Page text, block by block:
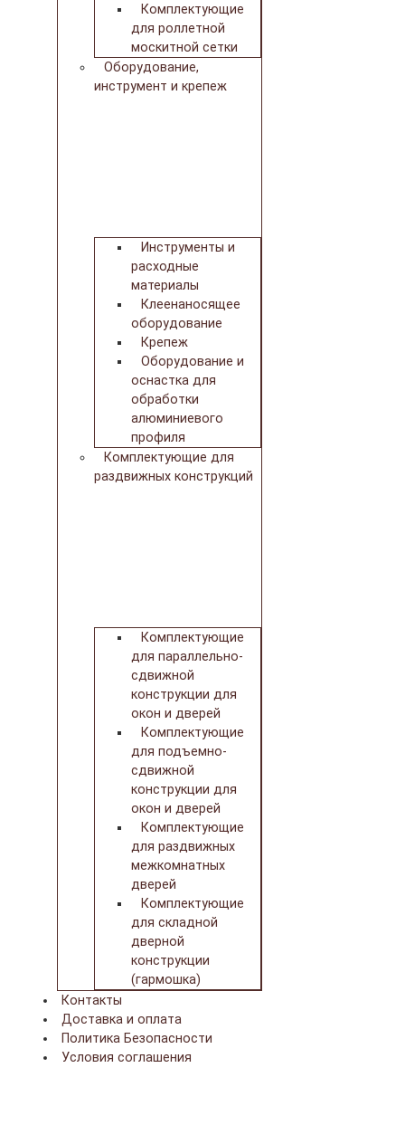
Комплектующие
для роллетной
москитной сетки
Оборудование,
инструмент и крепеж
Инструменты и
расходные
материалы
Клеенаносящее
оборудование
Крепеж
Оборудование и
оснастка для
обработки
алюминиевого
профиля
Комплектующие для
раздвижных конструкций
Комплектующие
для параллельно-
сдвижной
конструкции для
окон и дверей
Комплектующие
для подъемно-
сдвижной
конструкции для
окон и дверей
Комплектующие
для раздвижных
межкомнатных
дверей
Комплектующие
для складной
дверной
конструкции
(гармошка)
Контакты
Доставка и оплата
Политика Безопасности
Условия соглашения